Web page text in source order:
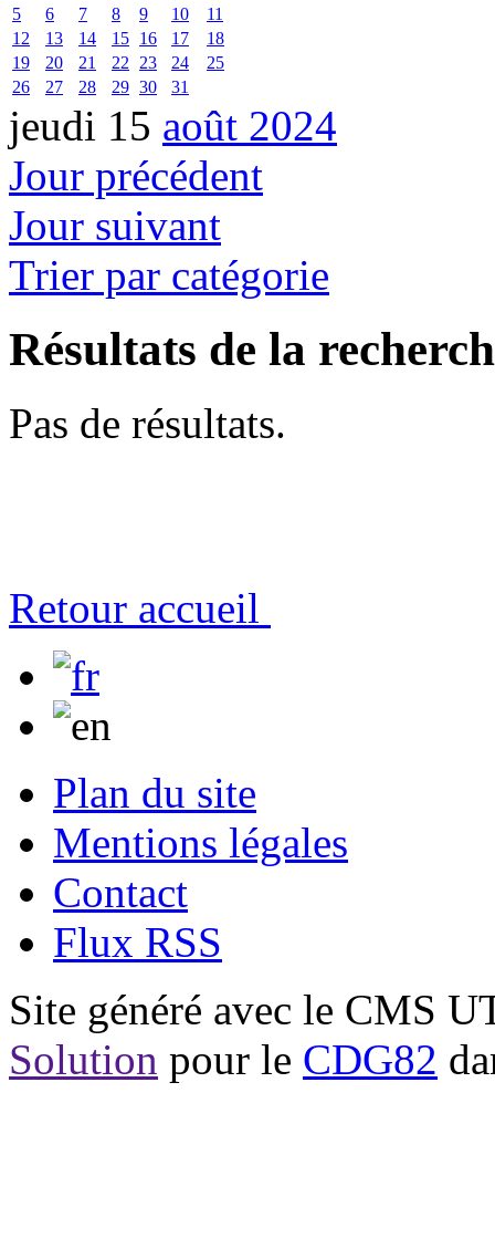
5
6 7 8 9 10
11
12
13 14 15 16 17
18
19
20 21 22 23 24
25
26
27 28 29 30 31
jeudi 15 août 2024
Jour précédent
Jour suivant
Trier par catégorie
Résultats de la
Pas de résultats.
Retour accueil
Plan du site
Mentions légales
Contact
Flux RSS
Site généré avec le CMS
Solution pour le CDG82